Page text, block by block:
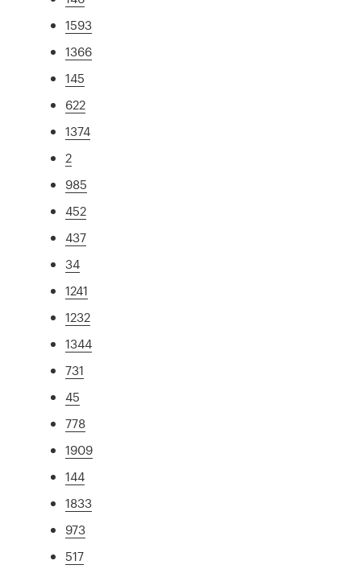
1593
1366
145
622
1374
2
985
452
437
34
1241
1232
1344
731
45
778
1909
144
1833
973
517